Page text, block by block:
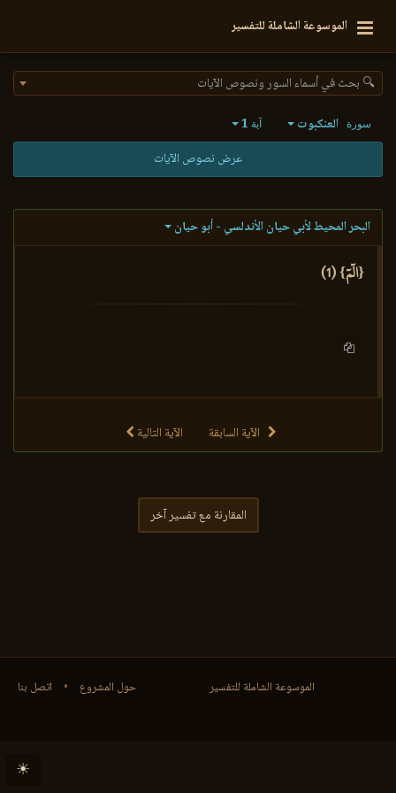
الموسوعة الشاملة للتفسير
🔍 بحث في أسماء السور ونصوص الآيات
سورة العنكبوت آية 1
عرض نصوص الآيات
البحر المحيط لأبي حيان الأندلسي - أبو حيان
{الٓمٓ} (1)
الآية السابقة الآية التالية
المقارنة مع تفسير آخر
حول المشروع • اتصل بنا الموسوعة الشاملة للتفسير
☀